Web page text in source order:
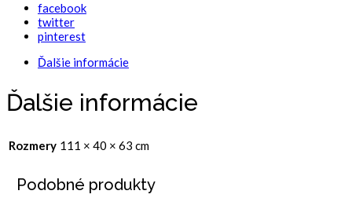
facebook
twitter
pinterest
Ďalšie informácie
Ďalšie informácie
Rozmery 111 × 40 × 63 cm
Podobné produkty